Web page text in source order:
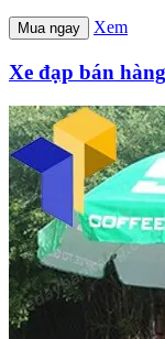
Mua ngay Xem
Xe đạp bán